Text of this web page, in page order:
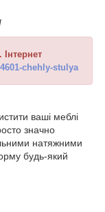
Інтернет
chehly-stulya
ваші меблі
значно
натяжними
будь-який